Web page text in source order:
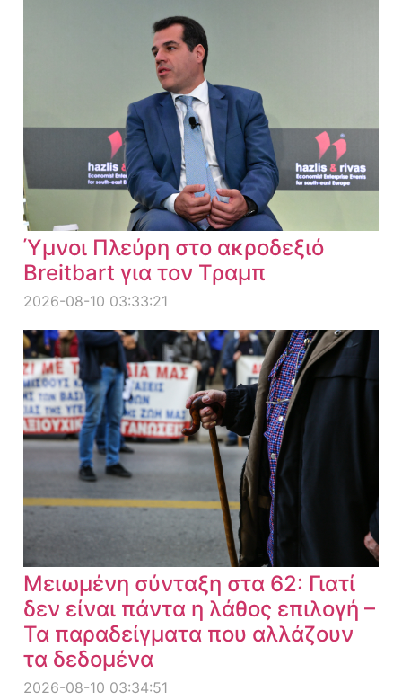
Ύμνοι Πλεύρη στο ακροδεξιό
Breitbart για τον Τραμπ
2026-08-10 03:33:21
Μειωμένη σύνταξη στα 62: Γιατί
δεν είναι πάντα η λάθος επιλογή –
Τα παραδείγματα που αλλάζουν
τα δεδομένα
2026-08-10 03:34:51